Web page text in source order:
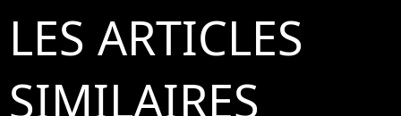
LES ARTICLES
SIMILAIRES